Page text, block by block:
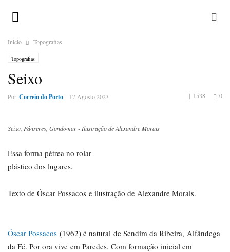
Inicio Topografias
Topografias
Seixo
Por Correio do Porto- 17 Agosto 2023 0
1538
Seixo, Fânzeres, Gondomar - Ilustração de Alexandre Morais
Essa forma pétrea no rolar
plástico dos lugares.
Texto de Óscar Possacos e ilustração de Alexandre Morais.
Óscar Possacos (1962) é natural de Sendim da Ribeira, Alfândega
da Fé. Por ora vive em Paredes. Com formação inicial em